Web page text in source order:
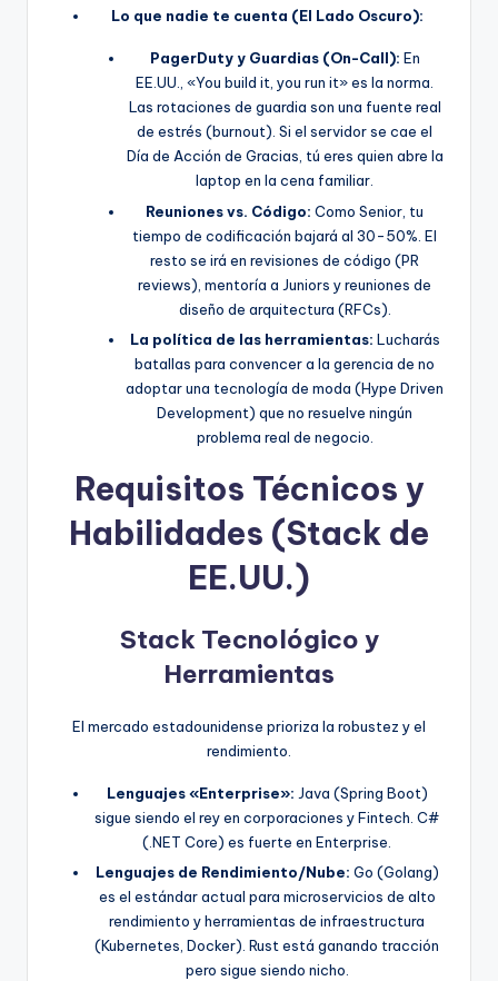
Lo que nadie te cuenta (El Lado Oscuro):
PagerDuty y Guardias (On-Call): En
EE.UU., «You build it, you run it» es la norma.
Las rotaciones de guardia son una fuente real
de estrés (burnout). Si el servidor se cae el
Día de Acción de Gracias, tú eres quien abre la
laptop en la cena familiar.
Reuniones vs. Código: Como Senior, tu
tiempo de codificación bajará al 30-50%. El
resto se irá en revisiones de código (PR
reviews), mentoría a Juniors y reuniones de
diseño de arquitectura (RFCs).
La política de las herramientas: Lucharás
batallas para convencer a la gerencia de no
adoptar una tecnología de moda (Hype Driven
Development) que no resuelve ningún
problema real de negocio.
Requisitos Técnicos y
Habilidades (Stack de
EE.UU.)
Stack Tecnológico y
Herramientas
El mercado estadounidense prioriza la robustez y el
rendimiento.
Lenguajes «Enterprise»: Java (Spring Boot)
sigue siendo el rey en corporaciones y Fintech. C#
(.NET Core) es fuerte en Enterprise.
Lenguajes de Rendimiento/Nube: Go (Golang)
es el estándar actual para microservicios de alto
rendimiento y herramientas de infraestructura
(Kubernetes, Docker). Rust está ganando tracción
pero sigue siendo nicho.